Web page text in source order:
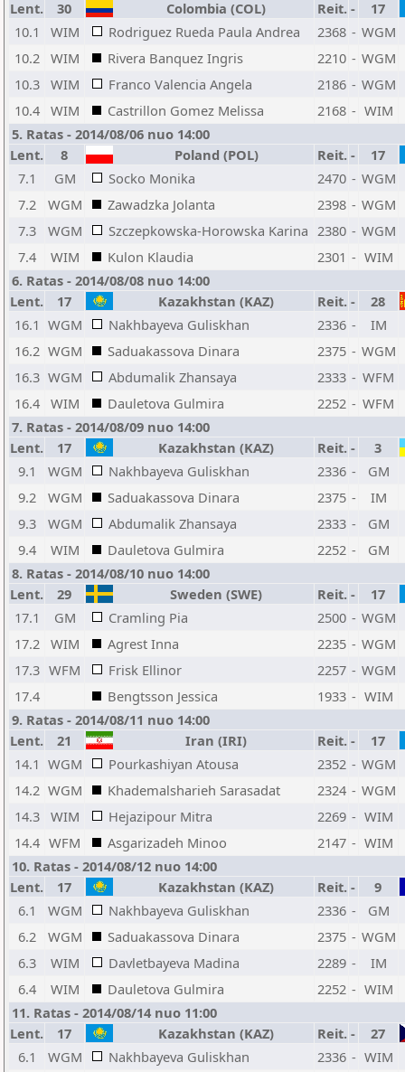
Lent. 30 Colombia (COL) Reit. -
17
10.1
WIM Rodriguez Rueda Paula Andrea 2368 - WGM
10.2 WIM Rivera Banquez Ingris 2210 - WGM
10.3 WIM Franco Valencia Angela 2186 - WGM
10.4 WIM Castrillon Gomez Melissa 2168 - WIM
5. Ratas - 2014/08/06 nuo 14:00
Lent.
8 Poland (POL) Reit. -
17
7.1
GM Socko Monika 2470 - WGM
7.2
WGM Zawadzka Jolanta 2398 - WGM
7.3
WGM Szczepkowska-Horowska Karina 2380 - WGM
7.4
WIM Kulon Klaudia 2301 - WIM
6. Ratas - 2014/08/08 nuo 14:00
Lent.
17 Kazakhstan (KAZ) Reit. -
28
16.1 WGM Nakhbayeva Guliskhan 2336 -
IM
16.2 WGM Saduakassova Dinara 2375 - WGM
16.3 WGM Abdumalik Zhansaya 2333 - WFM
16.4 WIM Dauletova Gulmira 2252 - WFM
7. Ratas - 2014/08/09 nuo 14:00
Lent.
17 Kazakhstan (KAZ) Reit. -
3
9.1
WGM Nakhbayeva Guliskhan 2336 -
GM
9.2
WGM Saduakassova Dinara 2375 -
IM
9.3
WGM Abdumalik Zhansaya 2333 -
GM
9.4
WIM Dauletova Gulmira 2252 -
GM
8. Ratas - 2014/08/10 nuo 14:00
Lent.
29 Sweden (SWE) Reit. -
17
17.1
GM Cramling Pia 2500 - WGM
17.2 WIM Agrest Inna 2235 - WGM
17.3 WFM Frisk Ellinor 2257 - WGM
17.4
Bengtsson Jessica 1933 - WIM
9. Ratas - 2014/08/11 nuo 14:00
Lent.
21 Iran (IRI) Reit. -
17
14.1 WGM Pourkashiyan Atousa 2352 - WGM
14.2 WGM Khademalsharieh Sarasadat 2324 - WGM
14.3 WIM Hejazipour Mitra 2269 - WIM
14.4 WFM Asgarizadeh Minoo 2147 - WIM
10. Ratas - 2014/08/12 nuo 14:00
Lent.
17 Kazakhstan (KAZ) Reit. -
9
6.1
WGM Nakhbayeva Guliskhan 2336 -
GM
6.2
WGM Saduakassova Dinara 2375 - WGM
6.3
WIM Davletbayeva Madina 2289 -
IM
6.4
WIM Dauletova Gulmira 2252 - WIM
11. Ratas - 2014/08/14 nuo 11:00
Lent.
17 Kazakhstan (KAZ) Reit. -
27
6.1
WGM Nakhbayeva Guliskhan 2336 - WIM